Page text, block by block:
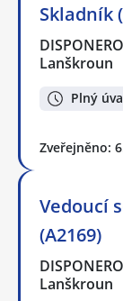
Skladník
Lanškroun
Plný
Zveřejněno:
Vedoucí
(A2169)
Lanškroun